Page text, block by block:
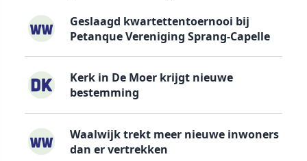
Geslaagd kwartettentoernooi bij
Petanque Vereniging Sprang-Capelle
Kerk in De Moer krijgt nieuwe
bestemming
Waalwijk trekt meer nieuwe inwoners
dan er vertrekken